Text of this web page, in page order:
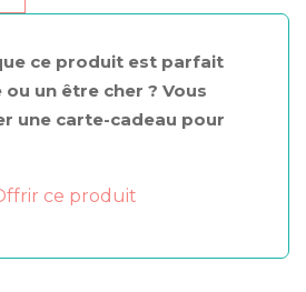
ce produit est parfait
un être cher ? Vous
une carte-cadeau pour
ce produit